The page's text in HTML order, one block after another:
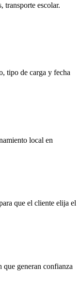
transporte escolar.
tipo de carga y fecha
local en
que el cliente elija el
que generan confianza